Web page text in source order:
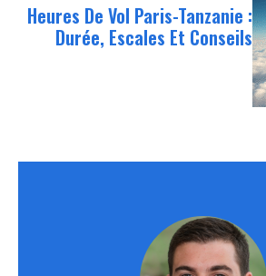
Heures De Vol Paris-Tanzanie :
Durée, Escales Et Conseils